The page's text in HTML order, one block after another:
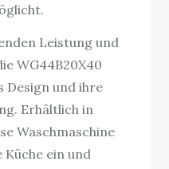
Leistung und
WG44B20X40
Design und ihre
Erhältlich in
Waschmaschine
ein und